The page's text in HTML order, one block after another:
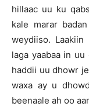
hillaac uu ku
kale marar
weydiiso. Laakiin
laga yaabaa in
haddii uu dhowr
waxa ay u
beenaale ah oo